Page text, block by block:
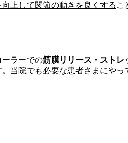
上して関節の動きを良くする こ
ーラーでの筋膜リリース・ストレ
当院でも必要な患者さまにや